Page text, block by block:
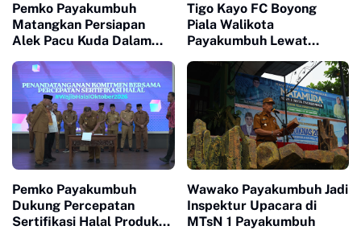
Pemko Payakumbuh
Matangkan Persiapan
Alek Pacu Kuda Dalam
Tigo Kayo FC Boyong
Piala Walikota
Payakumbuh Lewat
Pemko Payakumbuh
Dukung Percepatan
Sertifikasi Halal Produk
Wawako Payakumbuh Jadi
Inspektur Upacara di
MTsN 1 Payakumbuh